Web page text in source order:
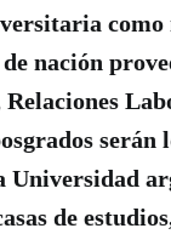
como
nación
serán
Universidad
de